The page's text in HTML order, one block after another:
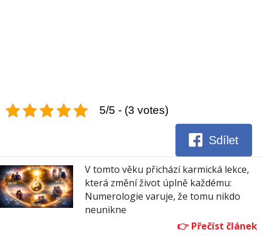
5/5 - (3 votes)
Sdílet
V tomto věku přichází karmická lekce,
která změní život úplně každému:
Numerologie varuje, že tomu nikdo
neunikne